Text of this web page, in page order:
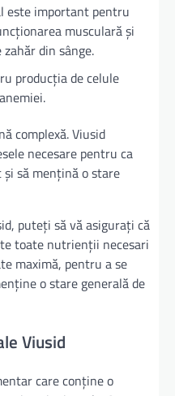
este important pentru
musculară și
din sânge.
producția de celule
complexă. Viusid
necesare pentru ca
să mențină o stare
puteți să vă asigurați că
toate nutrienții necesari
maximă, pentru a se
o stare generală de
Viusid
care conține o